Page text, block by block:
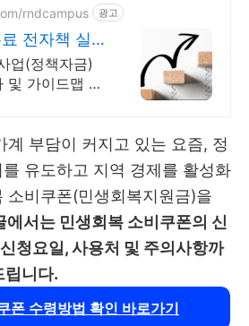
rndcampus 광고
전자책 실
세미나
업(정책자금)
및 가이드맵 무
계 부담이 커지고 있는 요즘, 정
유도하고 지역 경제를 활성화
소비쿠폰(민생회복지원금)을
에서는 민생회복 소비쿠폰의 신
청요일, 사용처 및 주의사항까
립니다.
폰 수령방법 확인 바로가기